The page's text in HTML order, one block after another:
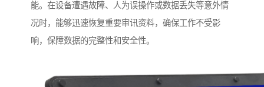
能。在设备遭遇故障、人为误操作或数据丢失等意外情
况时，能够迅速恢复重要审讯资料，确保工作不受影
响，保障数据的完整性和安全性。